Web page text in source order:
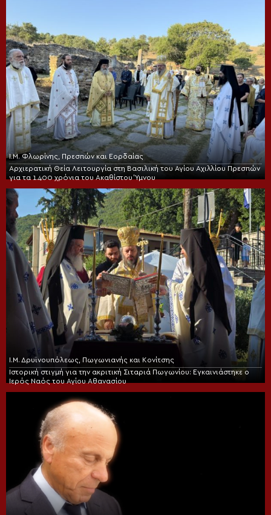
Ι.Μ. Φλωρίνης, Πρεσπών και Εορδαίας
Αρχιερατική Θεία Λειτουργία στη Βασιλική του Αγίου Αχιλλίου Πρεσπών
για τα 1.400 χρόνια του Ακαθίστου Ύμνου
Ι.Μ. Δρυϊνουπόλεως, Πωγωνιανής και Κονίτσης
Ιστορική στιγμή για την ακριτική Σιταριά Πωγωνίου: Εγκαινιάστηκε ο
Ιερός Ναός του Αγίου Αθανασίου